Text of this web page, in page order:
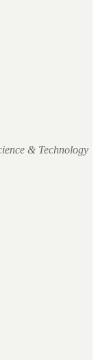
& Technology